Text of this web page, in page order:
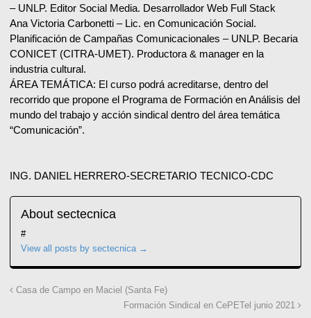
– UNLP. Editor Social Media. Desarrollador Web Full Stack
Ana Victoria Carbonetti – Lic. en Comunicación Social.
Planificación de Campañas Comunicacionales – UNLP. Becaria
CONICET (CITRA-UMET). Productora & manager en la
industria cultural.
ÁREA TEMÁTICA: El curso podrá acreditarse, dentro del
recorrido que propone el Programa de Formación en Análisis del
mundo del trabajo y acción sindical dentro del área temática
“Comunicación”.
ING. DANIEL HERRERO-SECRETARIO TECNICO-CDC
About sectecnica
#
View all posts by sectecnica →
Casa de Campo en Maciel (Santa Fe)
Formación Sindical en CePETel junio 2021